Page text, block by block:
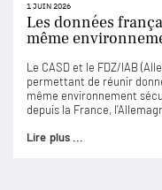
1 JUIN 2026
Les données
même
Le CASD et le FDZ/IAB
permettant de réunir
même environnement
depuis la France,
Lire plus ...